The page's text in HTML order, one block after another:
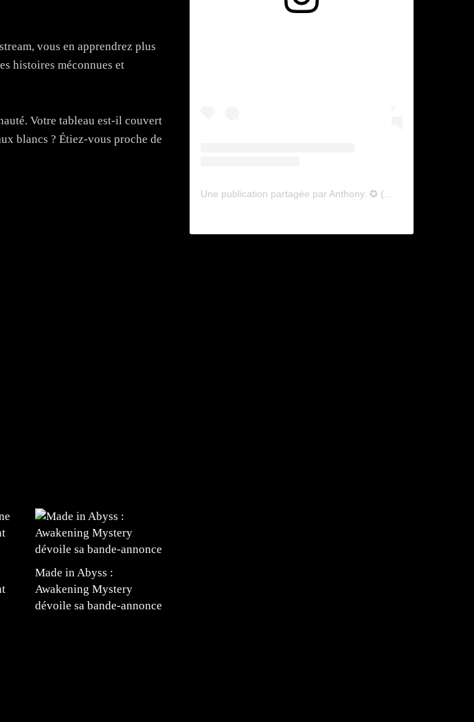
vous en apprendrez plus
histoires méconnues et
Votre tableau est-il couvert
blancs ? Étiez-vous proche de
Made in Abyss :
Awakening Mystery
dévoile sa bande-annonce
Une publication partagée par Anthony. ✪ (@lyagamii)